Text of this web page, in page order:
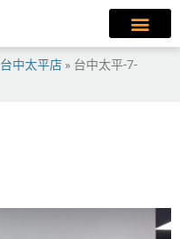
台中太平店 » 台中太平-7-